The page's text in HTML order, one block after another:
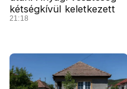
kétségkívül keletkezett
21:18